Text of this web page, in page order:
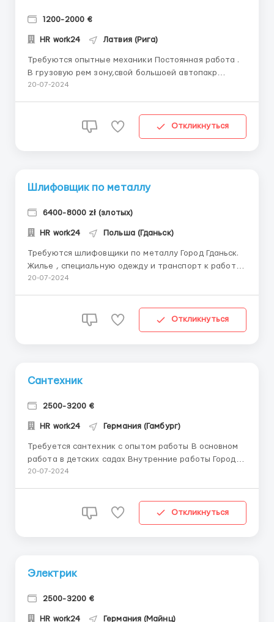
1200-2000 €
HR work24 Латвия (Рига)
Требуются опытные механики Постоянная работа .
В грузовую рем зону,свой большоей автопакр
(работы много). Обеспечивают качествинными
20-07-2024
Откликнуться
Шлифовщик по металлу
6400-8000 zł (злотых)
HR work24 Польша (Гданьск)
Требуются шлифовщики по металлу Город Гданьск.
Жилье , специальную одежду и транспорт к работе
- за счет нанимателя Шлифовка металла и
20-07-2024
Откликнуться
Сантехник
2500-3200 €
HR work24 Германия (Гамбург)
Требуется сантехник с опытом работы В основном
работа в детских садах Внутренние работы Город
Гамбург Предоставляют жилье Официальное
20-07-2024
Откликнуться
Электрик
2500-3200 €
HR work24 Германия (Майнц)